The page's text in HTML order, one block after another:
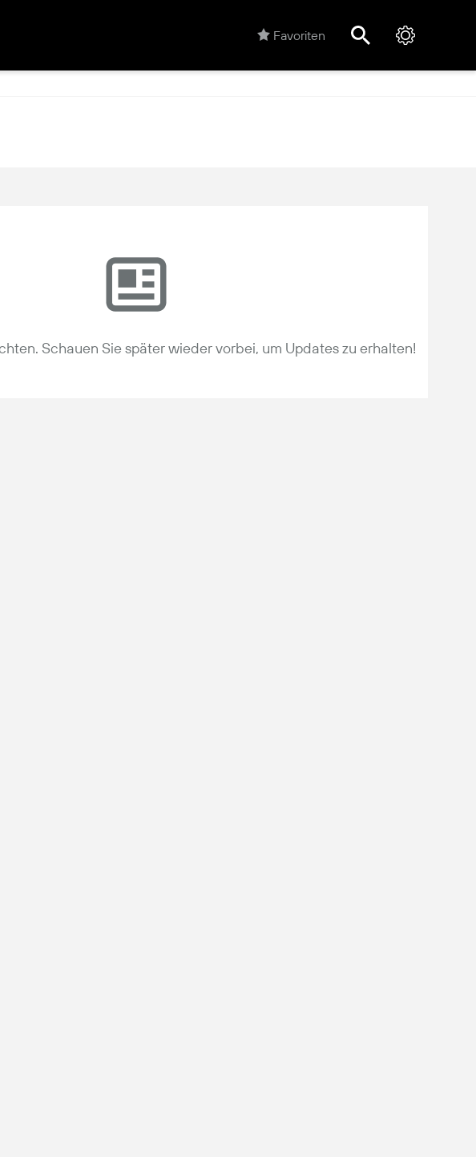
Favoriten
Schauen Sie später wieder vorbei, um Updates zu erhalten!